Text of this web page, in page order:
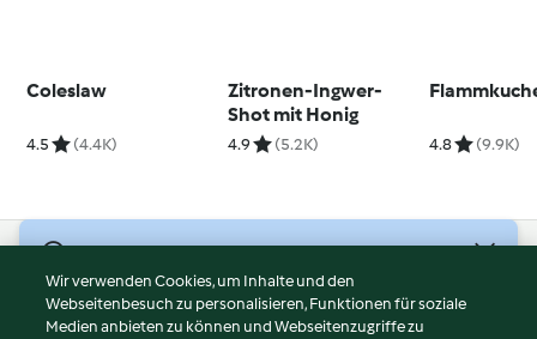
Coleslaw
4.5 (4.4K)
Zitronen-Ingwer-
Shot mit Honig
4.9 (5.2K) 4.8 (9.9K)
Nutzungsbedingungen
Wir verwenden Cookies, um Inhalte und den
Webseitenbesuch zu personalisieren, Funktionen für soziale
Medien anbieten zu können und Webseitenzugriffe zu